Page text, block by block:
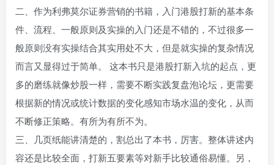
二、作为利弗莫尔证券营销的书籍，入门港股打新的基本条
件、流程、一般原则及实操的入门还是不错的，不过很多一
般原则没有实操结合其实用处不大，但是就实操的复杂情况
而言又显得过于简单。 这本书只是港股打新入坑的起点，更
多的磨练就像炒股一样，需要不断实践复盘泡论坛，更需要
根据新的情况或统计数据的变化感知市场水温的变化，从而
不断修正策略。有所为有所不为。
三、几页纸能讲清楚的，割总出了本书，厉害。整体讲述内
容还是比较全面，打新五要素等对新手比较通俗易懂。另，